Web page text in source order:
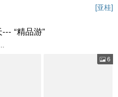
[亚桂]
“精品游”
6